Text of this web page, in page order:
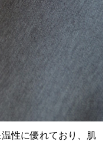
性に優れており、肌